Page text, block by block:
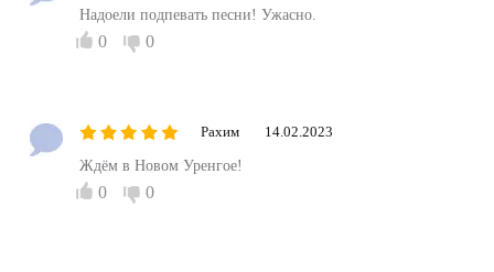
Надоели подпевать песни! Ужасно.
0 0
Рахим 14.02.2023
Ждём в Новом Уренгое!
0 0